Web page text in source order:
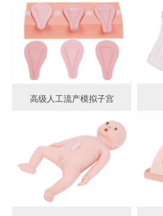
高级人工流产模拟子宫